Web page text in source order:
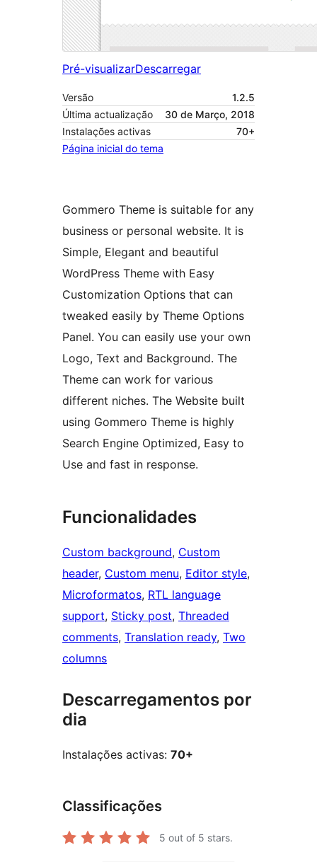
Pré-visualizarDescarregar
Versão
1.2.5
Última actualização
30 de Março, 2018
Instalações activas
70+
Página inicial do tema
Gommero Theme is suitable for any
business or personal website. It is
Simple, Elegant and beautiful
WordPress Theme with Easy
Customization Options that can
tweaked easily by Theme Options
Panel. You can easily use your own
Logo, Text and Background. The
Theme can work for various
different niches. The Website built
using Gommero Theme is highly
Search Engine Optimized, Easy to
Use and fast in response.
Funcionalidades
Custom background, Custom
header, Custom menu, Editor style
Microformatos, RTL language
support, Sticky post, Threaded
comments, Translation ready, Two
columns
Descarregamentos por
dia
Instalações activas: 70+
Classificações
5 out of 5 stars.